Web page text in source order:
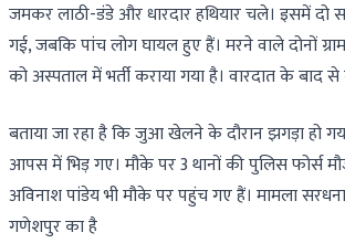
जमकर लाठी-डंडे और धारदार हथियार चले। इसमें दो
गई, जबकि पांच लोग घायल हुए हैं। मरने वाले दोनों
को अस्पताल में भर्ती कराया गया है। वारदात के बाद
बताया जा रहा है कि जुआ खेलने के दौरान झगड़ा हो
आपस में भिड़ गए। मौके पर 3 थानों की पुलिस फोर्स
अविनाश पांडेय भी मौके पर पहुंच गए हैं। मामला
गणेशपुर का है